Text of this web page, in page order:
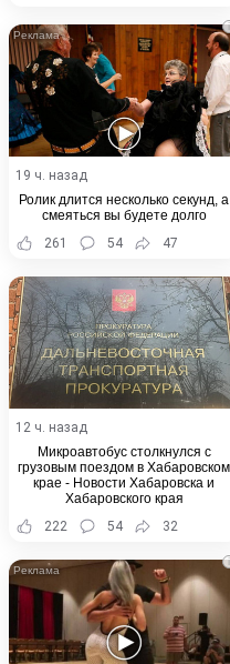
i
19 ч. назад
Ролик длится несколько секунд, а
смеяться вы будете долго
261
54 47
12 ч. назад
Микроавтобус столкнулся с
грузовым поездом в Хабаровском
крае - Новости Хабаровска и
Хабаровского края
222
54 32
i